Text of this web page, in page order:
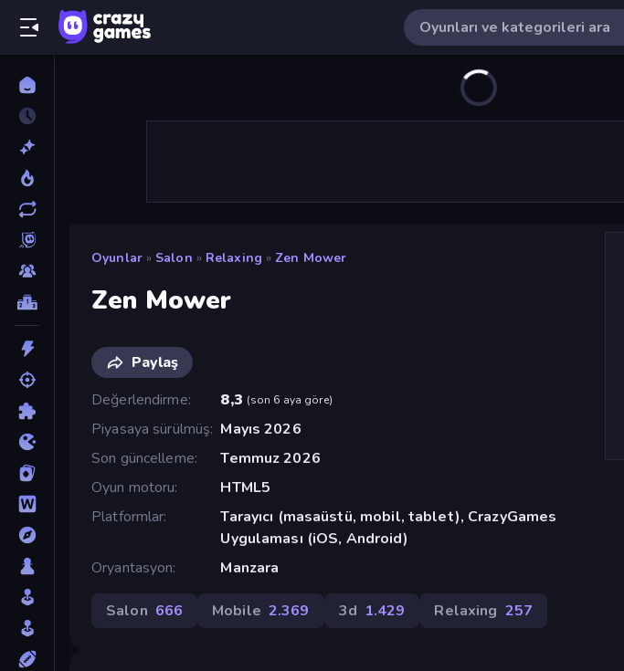
Oyunlar » Salon » Relaxing » Zen Mower
Zen Mower
Paylaş
Değerlendirme
8,3 (son 6 aya göre)
Piyasaya sürülmüş Mayıs 2026
Son güncelleme
Temmuz 2026
Oyun motoru
HTML5
Platformlar
Tarayıcı (masaüstü, mobil, tablet), CrazyGames
Uygulaması (iOS, Android)
Oryantasyon
Manzara
Salon 666 Mobile 2.369 3d 1.429 Relaxing 257